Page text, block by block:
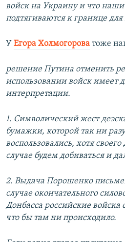
войск на Украину и что наши
подтягиваются к границе для
У Егора Холмогорова тоже
решение Путина отменить
использовании войск имеет
интерпретации.
1. Символический жест
бумажки, которой так ни
воспользовались, хотя
случае будем добиваться и
2. Выдача Порошенко
случае окончательного
Донбасса российские войска
что бы там ни происходило.